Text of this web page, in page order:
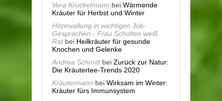
Vera Kruckelmann bei Wärmende
Kräuter für Herbst und Winter
Hitzewallung in wichtigen Job-
Gesprächen - Frau Scholten weiß
Ratbei Heilkräuter für gesunde
Knochen und Gelenke
Andrea Schmittbei Zurück zur Natur:
Die Kräutertee-Trends 2020
Kräutermann bei Wirksam im Winter:
Kräuter fürs Immunsystem